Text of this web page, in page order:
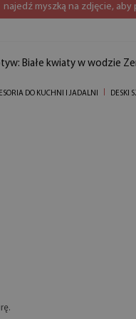
najedź myszką na zdjęcie, aby
Białe kwiaty w wodzie
DO KUCHNI I JADALNI DESKI